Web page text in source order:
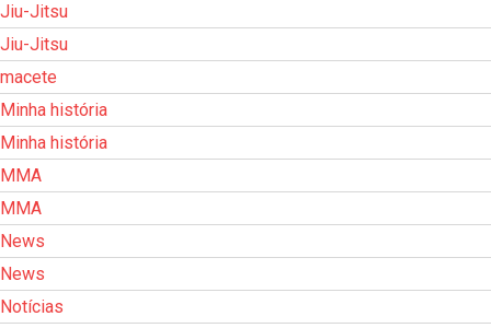
Jiu-Jitsu
Jiu-Jitsu
macete
Minha história
Minha história
MMA
MMA
News
News
Notícias